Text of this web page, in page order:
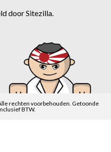
doorSitezilla.
rechten voorbehouden. Getoonde
BTW.